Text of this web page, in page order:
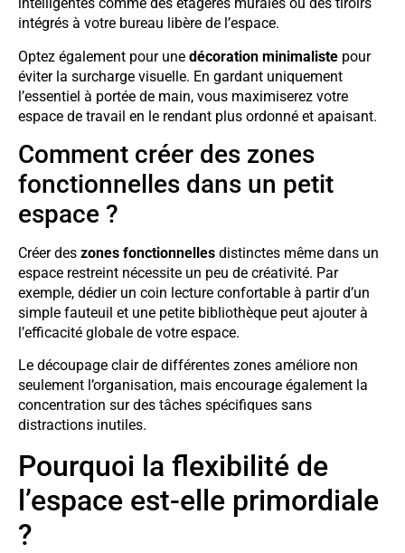
intégrés à votre bureau libère de l’espace.
Optez également pour une décoration minimaliste pour
éviter la surcharge visuelle. En gardant uniquement
l’essentiel à portée de main, vous maximiserez votre
espace de travail en le rendant plus ordonné et apaisant.
Comment créer des zones
fonctionnelles dans un petit
espace ?
Créer des zones fonctionnelles distinctes même dans un
espace restreint nécessite un peu de créativité. Par
exemple, dédier un coin lecture confortable à partir d’un
simple fauteuil et une petite bibliothèque peut ajouter à
l’efficacité globale de votre espace.
Le découpage clair de différentes zones améliore non
seulement l’organisation, mais encourage également la
concentration sur des tâches spécifiques sans
distractions inutiles.
Pourquoi la flexibilité de
l’espace est-elle primordiale
?